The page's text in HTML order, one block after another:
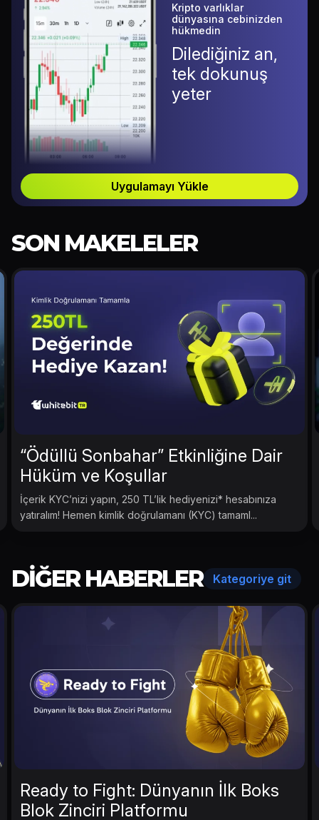
Kripto varlıklar
dünyasına cebinizden
hükmedin
Dilediğiniz an,
tek dokunuş
yeter
Uygulamayı Yükle
SON MAKELELER
“Ödüllü Sonbahar” Etkinliğine Dair
Hüküm ve Koşullar
İçerik KYC’nizi yapın, 250 TL’lik hediyenizi* hesabınıza
yatıralım! Hemen kimlik doğrulamanı (KYC) tamaml...
DIĞER HABERLER Kategoriye git
Ready to Fight: Dünyanın İlk Boks
Blok Zinciri Platformu